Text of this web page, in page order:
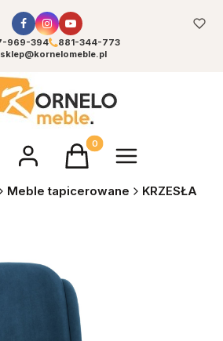
969-394
881-344-773
sklep@kornelomeble.pl
wyszukiwarkęProdukty w koszyku: 0.
Meble tapicerowane KRZESŁA